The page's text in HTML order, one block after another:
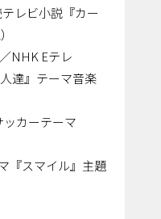
レビ小説『カー
NHK Eテレ
達』テーマ音楽
カーテーマ
『スマイル』主題